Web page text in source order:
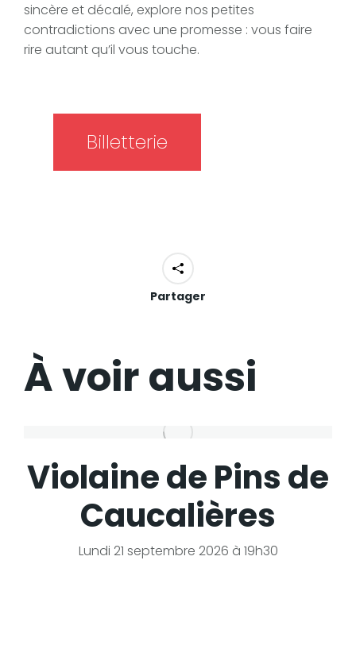
sincère et décalé, explore nos petites
contradictions avec une promesse : vous faire
rire autant qu’il vous touche.
Billetterie
Partager
À voir aussi
Violaine de Pins de
Caucalières
Lundi 21 septembre 2026 à 19h30